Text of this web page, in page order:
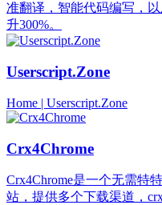
准翻译，智能代码编写，
升300%。
Userscript.Zone
Home | Userscript.Zone
Crx4Chrome
Crx4Chrome是一个无需特
站，提供多个下载渠道，